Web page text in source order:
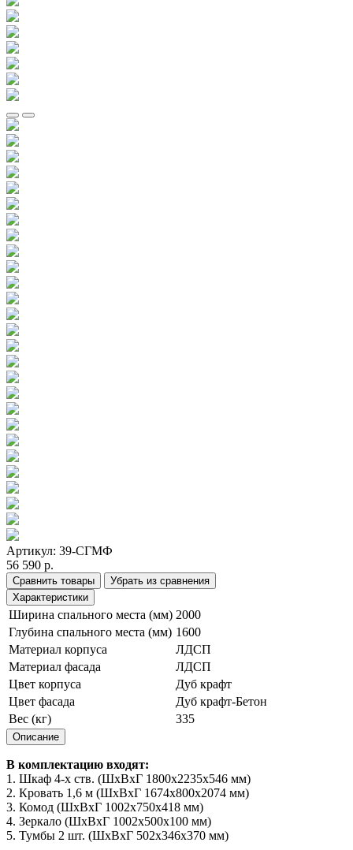
Артикул: 39-СГМФ
56 590 р.
Сравнить товары
Убрать из сравнения
Характеристики
Ширина спального места (мм) 2000
Глубина спального места (мм) 1600
Материал корпуса
ЛДСП
Материал фасада
ЛДСП
Цвет корпуса
Дуб крафт
Цвет фасада
Дуб крафт-Бетон
Вес (кг)
335
Описание
В комплектацию входят:
1. Шкаф 4-х ств. (ШхВхГ 1800х2235х546 мм)
2. Кровать 1,6 м (ШхВхГ 1674х800х2074 мм)
3. Комод (ШхВхГ 1002х750х418 мм)
4. Зеркало (ШхВхГ 1002х500х100 мм)
5. Тумбы 2 шт. (ШхВхГ 502х346х370 мм)